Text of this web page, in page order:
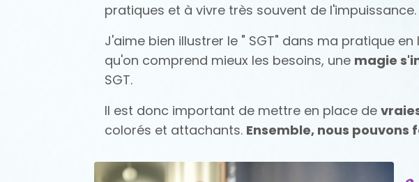
pratiques et à vivre très souvent de l'impuissance.
J'aime bien illustrer le " SGT" dans ma pratique
qu'on comprend mieux les besoins, une magie
SGT.
Il est donc important de mettre en place de
colorés et attachants. Ensemble, nous pouvons